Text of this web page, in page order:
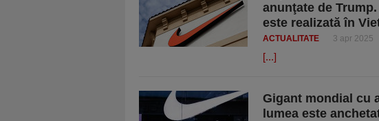
anunţate de
este realizată în
ACTUALITATE 3 apr 2025
[...]
Gigant mondial cu
lumea este